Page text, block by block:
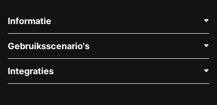
Informatie
Over Ons
Vacatures
Gebruiksscenario's
Medische Fondsenwerving
Integraties